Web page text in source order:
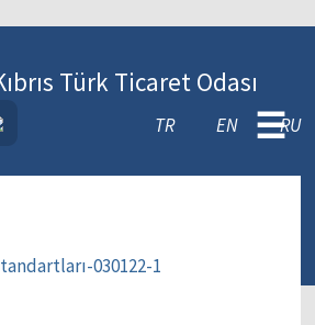
Türk Ticaret Odası
TR EN RU
☰
030122-1